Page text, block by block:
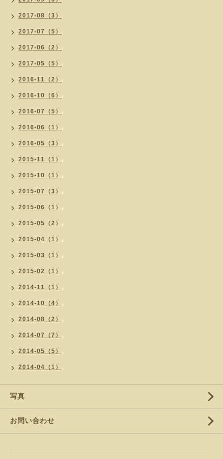
2017-08（3）
2017-07（5）
2017-06（2）
2017-05（5）
2016-11（2）
2016-10（6）
2016-07（5）
2016-06（1）
2016-05（3）
2015-11（1）
2015-10（1）
2015-07（3）
2015-06（1）
2015-05（2）
2015-04（1）
2015-03（1）
2015-02（1）
2014-11（1）
2014-10（4）
2014-08（2）
2014-07（7）
2014-05（5）
2014-04（1）
写真
お問い合わせ